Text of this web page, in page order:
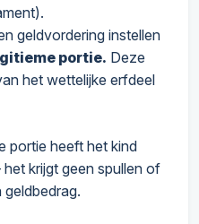
geldvordering instellen
portie. Deze
het wettelijke erfdeel
portie heeft het kind
krijgt geen spullen of
geldbedrag.